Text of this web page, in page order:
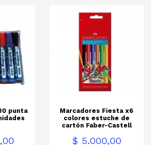
punta
Marcadores Fiesta x6
colores estuche de
cartón Faber-Castell
Precio$ 5.000,00